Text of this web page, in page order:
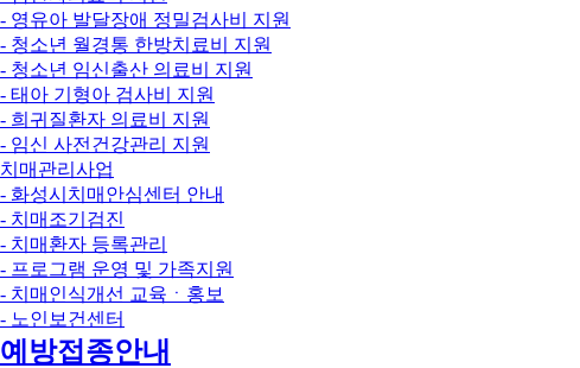
- 영유아 발달장애 정밀검사비 지원
- 청소년 월경통 한방치료비 지원
- 청소년 임신출산 의료비 지원
- 태아 기형아 검사비 지원
- 희귀질환자 의료비 지원
- 임신 사전건강관리 지원
치매관리사업
- 화성시치매안심센터 안내
- 치매조기검진
- 치매환자 등록관리
- 프로그램 운영 및 가족지원
- 치매인식개선 교육ㆍ홍보
- 노인보건센터
예방접종안내